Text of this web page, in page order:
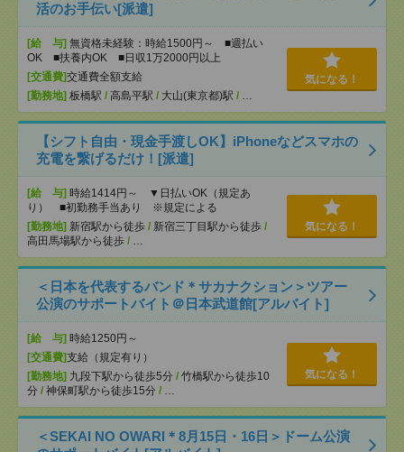
活のお手伝い[派遣]
[給 与] 無資格未経験：時給1500円～ ■週払い
OK ■扶養内OK ■日収1万2000円以上
[交通費]交通費全額支給
[勤務地] 板橋駅 / 高島平駅 / 大山(東京都)駅 / …
気になる！
【シフト自由・現金手渡しOK】iPhoneなどスマホの
充電を繋げるだけ！[派遣]
[給 与] 時給1414円～ ▼日払いOK（規定あ
り） ■初勤務手当あり ※規定による
[勤務地] 新宿駅から徒歩 / 新宿三丁目駅から徒歩 /
高田馬場駅から徒歩 / …
気になる！
＜日本を代表するバンド＊サカナクション＞ツアー
公演のサポートバイト＠日本武道館[アルバイト]
[給 与] 時給1250円～
[交通費]支給（規定有り）
[勤務地] 九段下駅から徒歩5分 / 竹橋駅から徒歩10
分 / 神保町駅から徒歩15分 / …
気になる！
＜SEKAI NO OWARI＊8月15日・16日＞ドーム公演